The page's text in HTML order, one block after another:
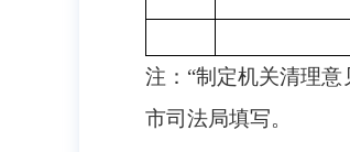
注： “制定机关清理
市司法局填写。